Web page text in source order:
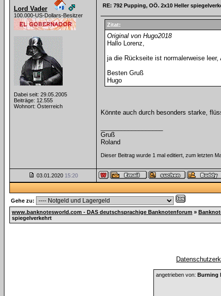
Lord Vader
100.000-US-Dollars-Besitzer
Dabei seit: 29.05.2005
Beiträge: 12.555
Wohnort: Österreich
RE: 792 Pupping, OÖ. 2x10 Heller
Zitat:
Original von Hugo2018
Hallo Lorenz,
ja die Rückseite ist normalerweise
Besten Gruß
Hugo
Könnte auch durch besonders starke,
Gruß
Roland
Dieser Beitrag wurde 1 mal editiert, zum letzten
03.01.2020 15:20
Gehe zu:
www.banknotesworld.com - DAS deutschsprachige Banknotenforum »
spiegelverkehrt
angetrieben von: Burning